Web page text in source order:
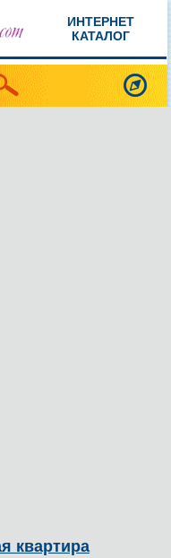
ИНТЕРНЕТ
КАТАЛОГ
квартира